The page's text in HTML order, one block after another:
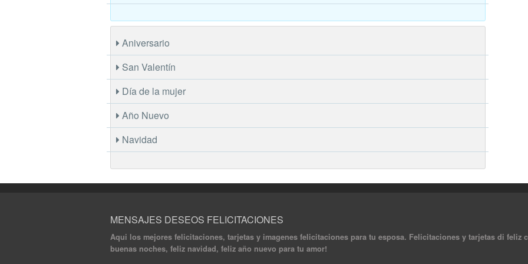
Aniversario
San Valentín
Día de la mujer
Año Nuevo
Navidad
MENSAJES DESEOS FELICITACIONES
Aqui los mejores felicitaciones, tarjetas y imagenes felicitaciones para tu esposa. Felicitaciones y tarjetas di feliz
buenas noches, feliz navidad, feliz año nuevo para tu amor!